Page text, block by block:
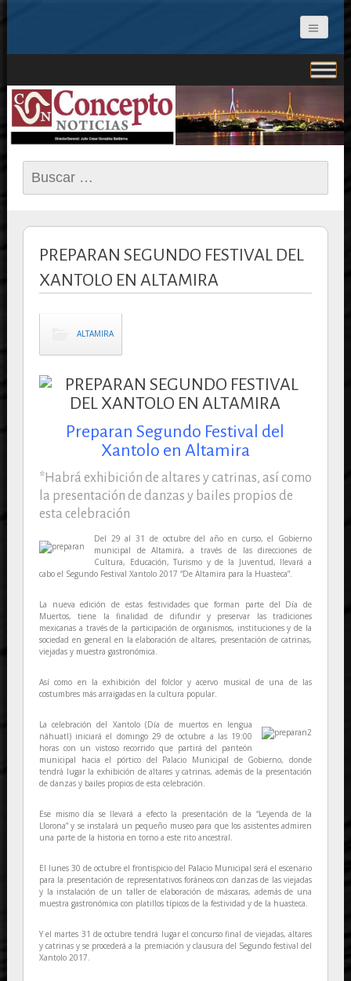
CONCEPTO NOTICIAS
Buscar:
PREPARAN SEGUNDO FESTIVAL DEL
XANTOLO EN ALTAMIRA
ALTAMIRA
Preparan Segundo Festival del
Xantolo en Altamira
*Habrá exhibición de altares y catrinas, así como
la presentación de danzas y bailes propios de
esta celebración
Del 29 al 31 de octubre del año en curso, el Gobierno
municipal de Altamira, a través de las direcciones de
Cultura, Educación, Turismo y de la Juventud, llevará a
cabo el Segundo Festival Xantolo 2017 “De Altamira para la Huasteca”.
La nueva edición de estas festividades que forman parte del Día de
Muertos, tiene la finalidad de difundir y preservar las tradiciones
mexicanas a través de la participación de organismos, instituciones y de la
sociedad en general en la elaboración de altares, presentación de catrinas,
viejadas y muestra gastronómica.
Así como en la exhibición del folclor y acervo musical de una de las
costumbres más arraigadas en la cultura popular.
La celebración del Xantolo (Día de muertos en lengua
náhuatl) iniciará el domingo 29 de octubre a las 19:00
horas con un vistoso recorrido que partirá del panteón
municipal hacia el pórtico del Palacio Municipal de Gobierno, donde
tendrá lugar la exhibición de altares y catrinas, además de la presentación
de danzas y bailes propios de esta celebración.
Ese mismo día se llevará a efecto la presentación de la “Leyenda de la
Llorona” y se instalará un pequeño museo para que los asistentes admiren
una parte de la historia en torno a este rito ancestral.
El lunes 30 de octubre el frontispicio del Palacio Municipal será el escenario
para la presentación de representativos foráneos con danzas de las viejadas
y la instalación de un taller de elaboración de máscaras, además de una
muestra gastronómica con platillos típicos de la festividad y de la huasteca.
Y el martes 31 de octubre tendrá lugar el concurso final de viejadas, altares
y catrinas y se procederá a la premiación y clausura del Segundo festival del
Xantolo 2017.